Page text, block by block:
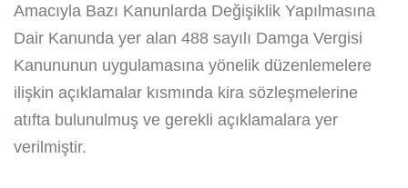
Amacıyla Bazı Kanunlarda Değişiklik Yapılmasına
Dair Kanunda yer alan 488 sayılı Damga Vergisi
Kanununun uygulamasına yönelik düzenlemelere
ilişkin açıklamalar kısmında kira sözleşmelerine
atıfta bulunulmuş ve gerekli açıklamalara yer
verilmiştir.